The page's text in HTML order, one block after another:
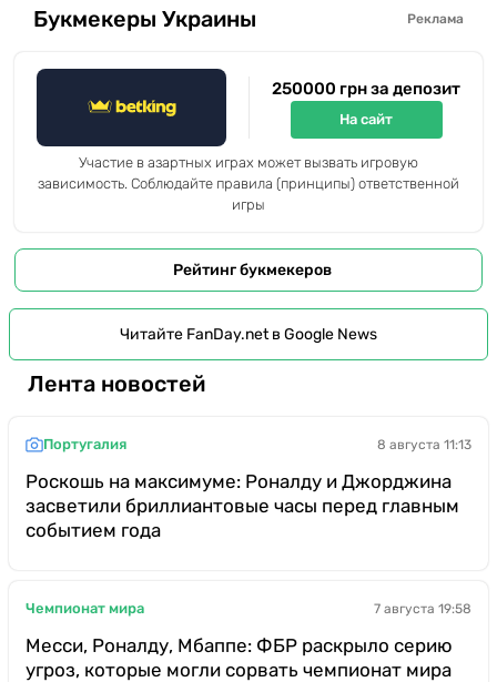
Букмекеры Украины Реклама
250000 грн за депозит
На сайт
Участие в азартных играх может вызвать игровую
зависимость. Соблюдайте правила (принципы) ответственной
игры
Рейтинг букмекеров
Читайте FanDay.net в Google News
Лента новостей
Португалия 8 августа 11:13
Роскошь на максимуме: Роналду и Джорджина
засветили бриллиантовые часы перед главным
событием года
Чемпионат мира 7 августа 19:58
Месси, Роналду, Мбаппе: ФБР раскрыло серию
угроз, которые могли сорвать чемпионат мира